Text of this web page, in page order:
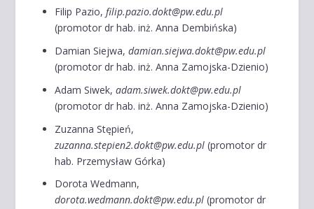
Filip Pazio,filip.pazio.dokt@pw.edu.pl
(promotor dr hab. inż. Anna Dembińska)
Damian Siejwa,damian.siejwa.dokt@pw.edu.pl
(promotor dr hab. inż. Anna Zamojska-Dzienio)
Adam Siwek,adam.siwek.dokt@pw.edu.pl
(promotor dr hab. inż. Anna Zamojska-Dzienio)
Zuzanna Stępień,
zuzanna.stepien2.dokt@pw.edu.pl (promotor dr
hab. Przemysław Górka)
Dorota Wedmann,
dorota.wedmann.dokt@pw.edu.pl (promotor dr